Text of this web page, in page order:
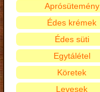
Aprósütemény
Édes krémek
Édes süti
Egytálétel
Köretek
Levesek